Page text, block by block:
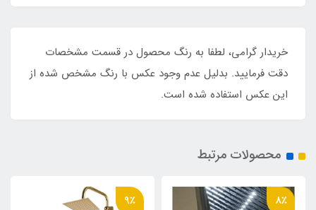
خریدار گرامی، لطفا به رنگ محصول در قسمت مشخصات
دقت فرمایید. بدلیل عدم وجود عکس با رنگ مشخص شده از
این عکس استفاده شده است.
محصولات مرتبط
8٪ 9٪